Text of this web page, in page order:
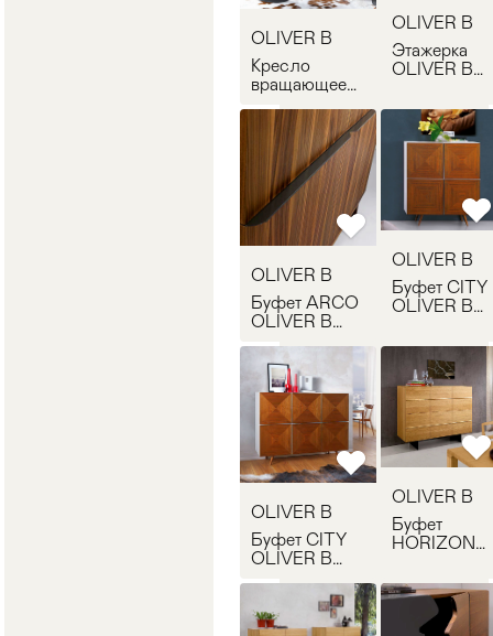
OLIVER B
Кресло
вращающееся
STELLA
OLIVER B
Этажерка
OLIVER B
OLIVER B
Буфет ARCO
OLIVER B
OLIVER B
Буфет CITY
OLIVER B
OLIVER B
Буфет CITY
OLIVER B
OLIVER B
Буфет
HORIZON
HZ1100